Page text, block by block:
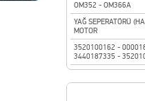
OM352 - OM366A
YAĞ SEPERATÖRÜ
MOTOR
3520100162 -
3440187335 -